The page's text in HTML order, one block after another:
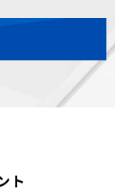
ト